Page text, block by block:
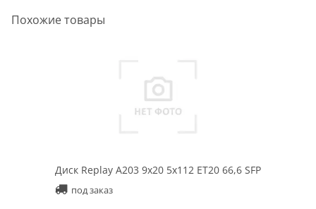
Похожие товары
Диск Replay A203 9x20 5x112 ET20 66,6 SFP
под заказ